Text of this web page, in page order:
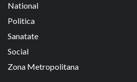
National
Politica
Sanatate
Social
Zona Metropolitana